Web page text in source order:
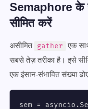
Semaphore के
सीमित करें
असीमित gather एक
सबसे तेज़ तरीका है। इसे
एक इंसान-संभावित संख्या
sem =